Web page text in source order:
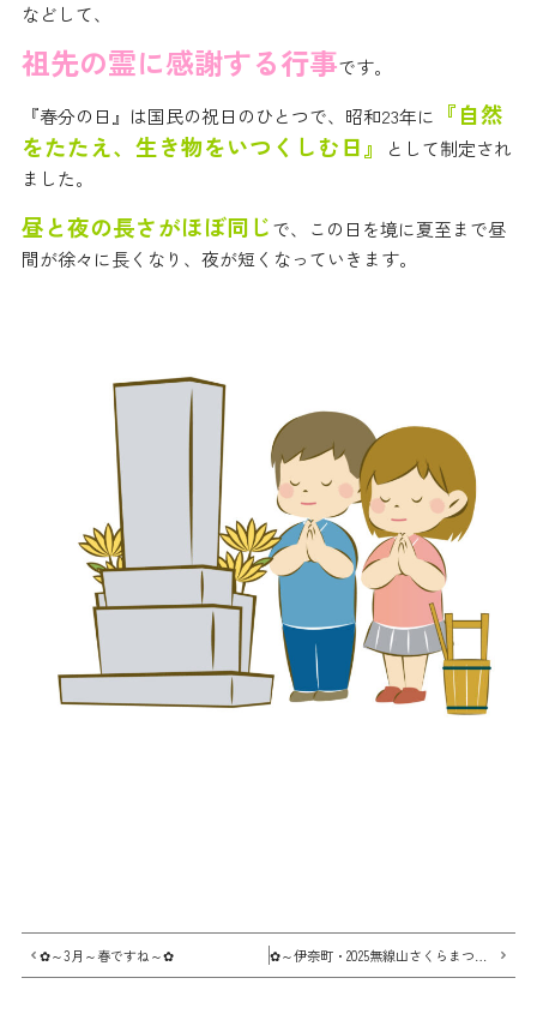
などして、
祖先の霊に感謝する行事です。
『春分の日』は国民の祝日のひとつで、昭和23年に
『自然
をたたえ、生き物をいつくしむ日』
として制定され
ました。
昼と夜の長さがほぼ同じで、この日を境に夏至まで昼
間が徐々に長くなり、夜が短くなっていきます。
✿～3月～春ですね～✿ ✿～伊奈町・2025無線山さくらまつり～✿